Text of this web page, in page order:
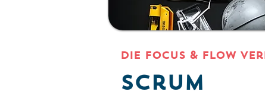
DIE Focus & Flow
Scrum